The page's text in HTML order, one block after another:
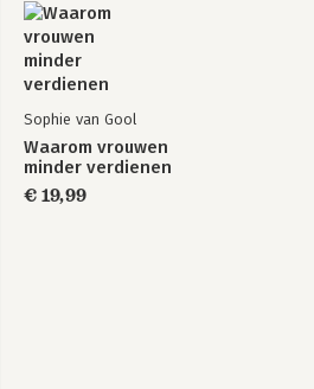
Sophie van Gool
Waarom vrouwen
minder verdienen
€ 19,99